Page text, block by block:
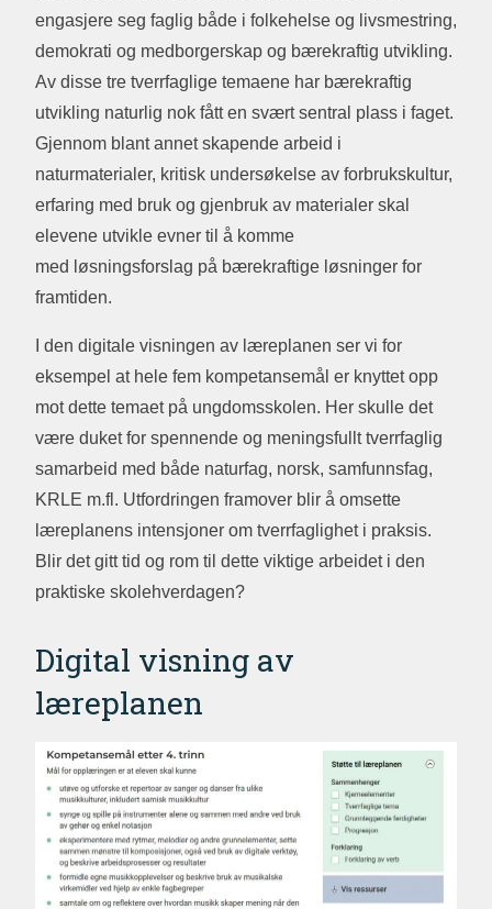
engasjere seg faglig både i folkehelse og livsmestring,
demokrati og medborgerskap og bærekraftig utvikling.
Av disse tre tverrfaglige temaene har bærekraftig
utvikling naturlig nok fått en svært sentral plass i faget.
Gjennom blant annet skapende arbeid i
naturmaterialer, kritisk undersøkelse av forbrukskultur,
erfaring med bruk og gjenbruk av materialer skal
elevene utvikle evner til å komme
med løsningsforslag på bærekraftige løsninger for
framtiden.
I den digitale visningen av læreplanen ser vi for
eksempel at hele fem kompetansemål er knyttet opp
mot dette temaet på ungdomsskolen. Her skulle det
være duket for spennende og meningsfullt tverrfaglig
samarbeid med både naturfag, norsk, samfunnsfag,
KRLE m.fl. Utfordringen framover blir å omsette
læreplanens intensjoner om tverrfaglighet i praksis.
Blir det gitt tid og rom til dette viktige arbeidet i den
praktiske skolehverdagen?
Digital visning av
læreplanen